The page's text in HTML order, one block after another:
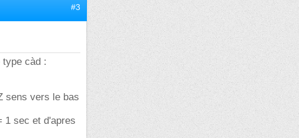
#3
type càd :
sens vers le bas
1 sec et d'apres